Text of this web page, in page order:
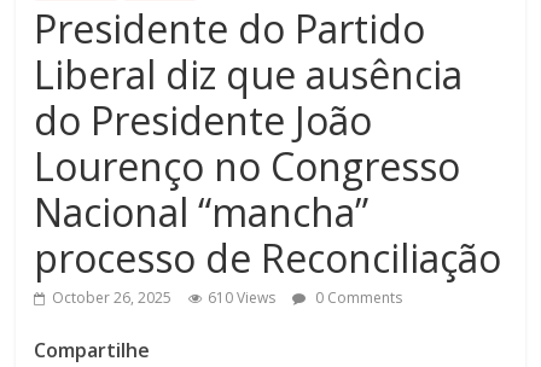
Presidente do Partido
Liberal diz que ausência
do Presidente João
Lourenço no Congresso
Nacional “mancha”
processo de Reconciliação
October 26, 2025 610 Views 0 Comments
Compartilhe